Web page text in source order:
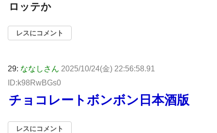
ロッテか
レスにコメント
29: ななしさん 2025/10/24(金) 22:56:58.91
ID:k98RwBGs0
チョコレートボンボン日本酒版
レスにコメント